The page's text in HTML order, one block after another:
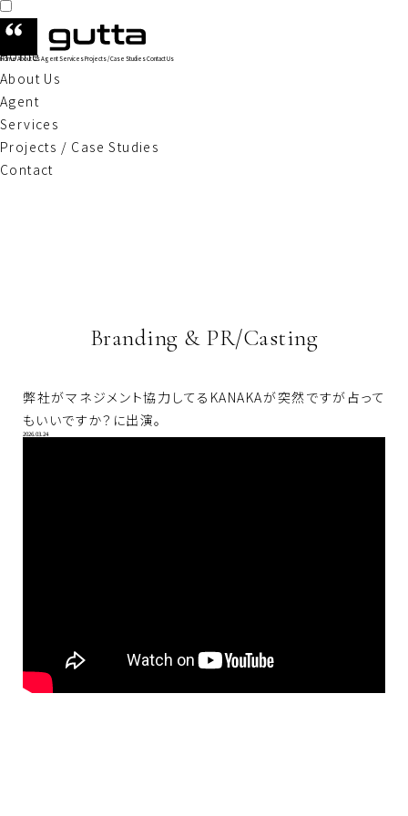
Home
About Us
Agent
Services
Projects / Case Studies
Contact
HomeAbout UsAgentServicesProjects / Case StudiesContact Us
Branding & PR/Casting
弊社がマネジメント協力してるKANAKAが突然ですが占って
もいいですか？に出演。
2026.03.24